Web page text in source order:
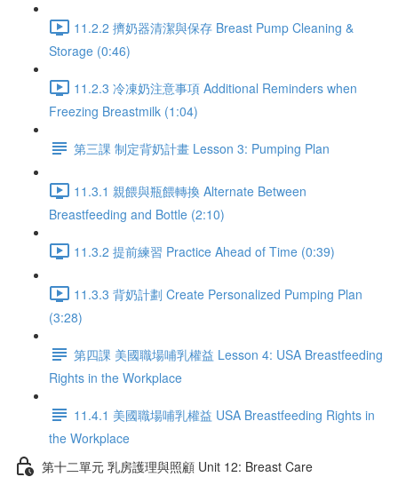
11.2.2 擠奶器清潔與保存 Breast Pump Cleaning &
Storage (0:46)
11.2.3 冷凍奶注意事項 Additional Reminders when
Freezing Breastmilk (1:04)
第三課 制定背奶計畫 Lesson 3: Pumping Plan
11.3.1 親餵與瓶餵轉換 Alternate Between
Breastfeeding and Bottle (2:10)
11.3.2 提前練習 Practice Ahead of Time (0:39)
11.3.3 背奶計劃 Create Personalized Pumping Plan
(3:28)
第四課 美國職場哺乳權益 Lesson 4: USA Breastfeeding
Rights in the Workplace
11.4.1 美國職場哺乳權益 USA Breastfeeding Rights in
the Workplace
第十二單元 乳房護理與照顧 Unit 12: Breast Care